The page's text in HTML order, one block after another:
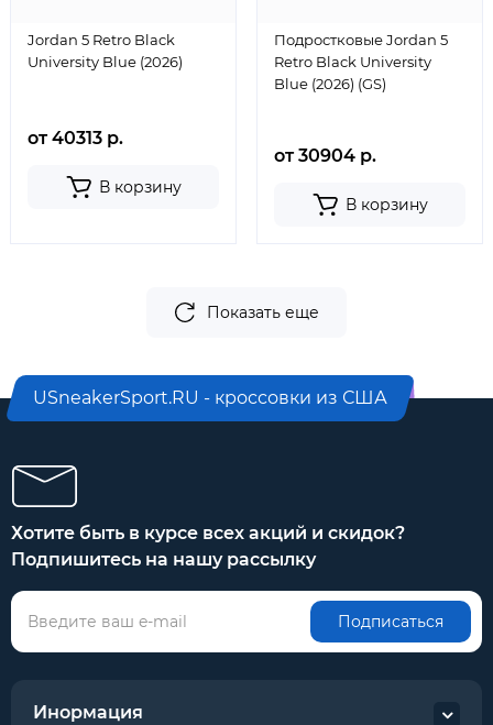
Jordan 5 Retro Black
University Blue (2026)
от 40313 р.
В корзину
Подростковые Jordan 5
Retro Black University
Blue (2026) (GS)
от 30904 р.
В корзину
Показать еще
USneakerSport.RU - кроссовки из США
Хотите быть в курсе всех акций и скидок?
Подпишитесь на нашу рассылку
Подписаться
Инормация